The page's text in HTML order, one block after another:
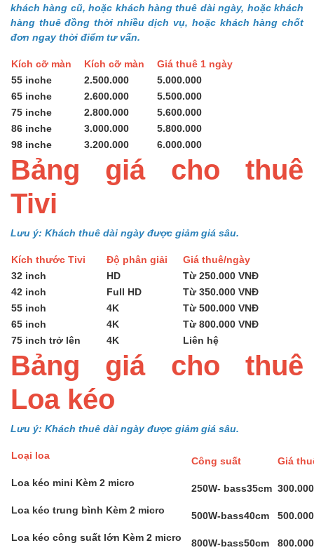
khách hàng cũ, hoặc khách hàng thuê dài ngày, hoặc khách
hàng thuê đồng thời nhiều dịch vụ, hoặc khách hàng chốt
đơn ngay thời điểm tư vấn.
Kích cỡ màn Kích cỡ màn
Giá thuê 1 ngày
55 inche
2.500.000
5.000.000
65 inche
2.600.000
5.500.000
75 inche
2.800.000
5.600.000
86 inche
3.000.000
5.800.000
98 inche
3.200.000 6.000.000
Bảng giá cho thuê
Tivi
Lưu ý: Khách thuê dài ngày được giảm giá sâu.
Kích thước Tivi Độ phân giải
Giá thuê/ngày
32 inch
HD
Từ 250.000 VNĐ
42 inch
Full HD
Từ 350.000 VNĐ
55 inch
4K
Từ 500.000 VNĐ
65 inch
4K
Từ 800.000 VNĐ
75 inch trở lên
4K Liên hệ
Bảng giá cho thuê
Loa kéo
Lưu ý: Khách thuê dài ngày được giảm giá sâu.
Loại loa Công suất
Giá
Loa kéo mini Kèm 2 micro
250W- bass35cm
Loa kéo trung bình Kèm 2 micro
500W-bass40cm
Loa kéo công suất lớn Kèm 2 micro
800W-bass50cm